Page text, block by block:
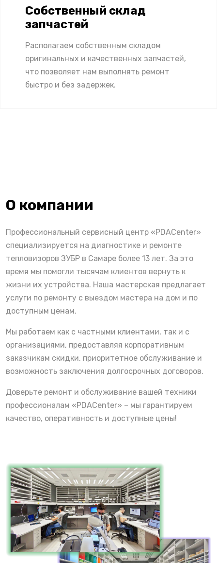
Собственный склад
запчастей
Располагаем собственным складом
оригинальных и качественных запчастей,
что позволяет нам выполнять ремонт
быстро и без задержек.
О компании
Профессиональный сервисный центр «PDACenter»
специализируется на диагностике и ремонте
тепловизоров ЗУБР в Самаре более 13 лет. За это
время мы помогли тысячам клиентов вернуть к
жизни их устройства. Наша мастерская предлагает
услуги по ремонту с выездом мастера на дом и по
доступным ценам.
Мы работаем как с частными клиентами, так и с
организациями, предоставляя корпоративным
заказчикам скидки, приоритетное обслуживание и
возможность заключения долгосрочных договоров.
Доверьте ремонт и обслуживание вашей техники
профессионалам «PDACenter» – мы гарантируем
качество, оперативность и доступные цены!